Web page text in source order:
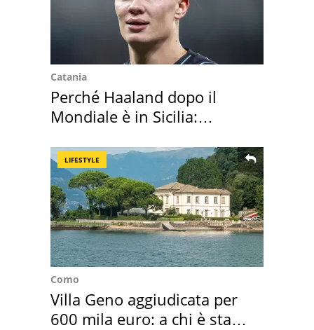
Catania
Perché Haaland dopo il
Mondiale è in Sicilia:
LIFESTYLE
Como
Villa Geno aggiudicata per
600 mila euro: a chi è stata